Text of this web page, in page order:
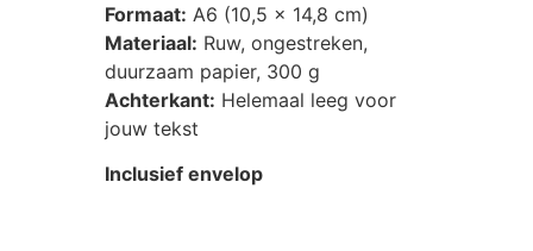
Formaat: A6 (10,5 x 14,8 cm)
Materiaal: Ruw, ongestreken,
duurzaam papier, 300 g
Achterkant: Helemaal leeg voor
jouw tekst
Inclusief envelop